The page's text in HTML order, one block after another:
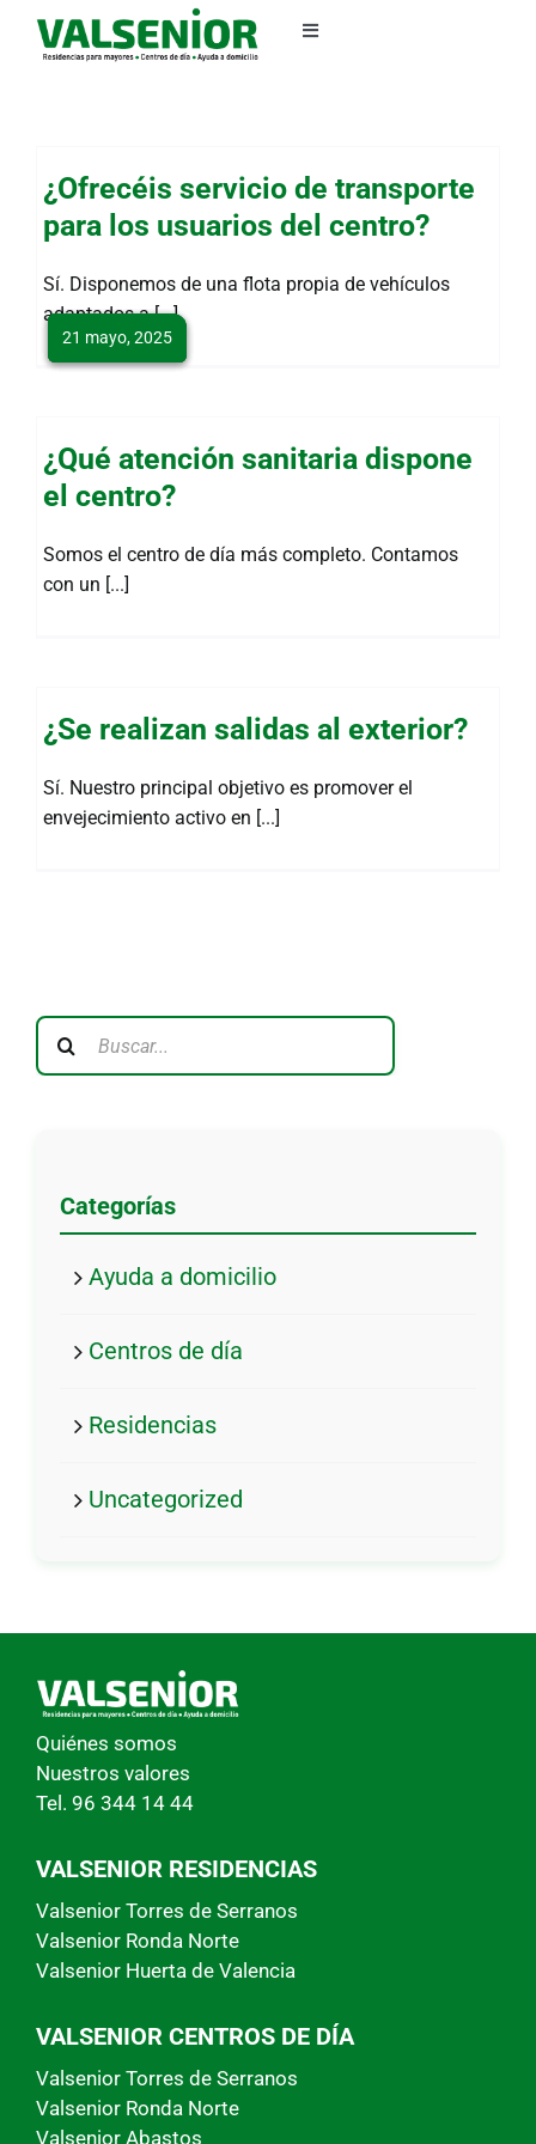
Saltar
Toggle
Política de privacidad
¿Ofrecéis servicio de transporte
para los usuarios del centro?
21 mayo, 2025
Sí. Disponemos de una flota propia de vehículos
adaptados a [...]
¿Qué atención sanitaria dispone
el centro?
21 mayo, 2025
Somos el centro de día más completo. Contamos
con un [...]
¿Se realizan salidas al exterior?
21 mayo, 2025
Sí. Nuestro principal objetivo es promover el
envejecimiento activo en [...]
Buscar:
Categorías
Ayuda a domicilio
Centros de día
Residencias
Uncategorized
Quiénes somos
Nuestros valores
Tel. 96 344 14 44
VALSENIOR RESIDENCIAS
Valsenior Torres de Serranos
Valsenior Ronda Norte
Valsenior Huerta de Valencia
VALSENIOR CENTROS DE DÍA
Valsenior Torres de Serranos
Valsenior Ronda Norte
Valsenior Abastos